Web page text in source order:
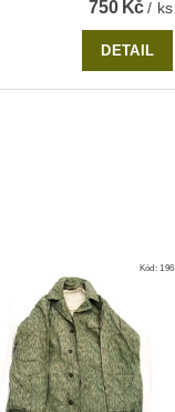
750 Kč/ ks
DETAIL
Kód:196